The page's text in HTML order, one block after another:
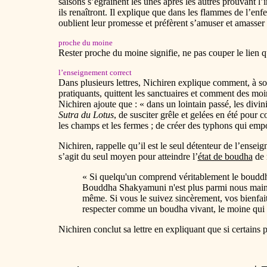
ils renaîtront. Il explique que dans les flammes de
oublient leur promesse et préfèrent s’amuser et
proche du moine
Rester proche du moine signifie, ne pas couper le lien
l’enseignement correct
Dans plusieurs lettres, Nichiren explique comment, à
pratiquants, quittent les sanctuaires et comment des
Nichiren ajoute que : « dans un lointain passé, les
Sutra du Lotus, de susciter grêle et gelées en été pour
les champs et les fermes ; de créer des typhons qui
Nichiren, rappelle qu’il est le seul détenteur de
s’agit du seul moyen pour atteindre l’état de boudha de
« Si quelqu'un comprend véritablement le
Bouddha Shakyamuni n'est plus parmi nous
même. Si vous le suivez sincèrement, vos
respecter comme un boudha vivant, le moine
Nichiren conclut sa lettre en expliquant que si certains